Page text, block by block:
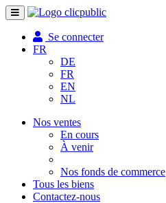
Toggle
navigation
Se connecter
FR
DE
FR
EN
NL
Nos ventes
En cours
À venir
Nos fonds de commerce
Tous les biens
Contactez-nous